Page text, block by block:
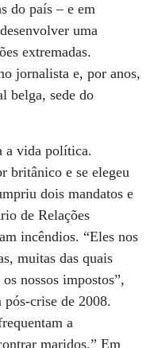
do país – e em
uma
extremadas.
jornalista e, por anos,
belga, sede do
a vida política.
britânico e se elegeu
dois mandatos e
de Relações
incêndios. “Eles nos
muitas das quais
nossos impostos”,
crise de 2008.
a
maridos.” Em